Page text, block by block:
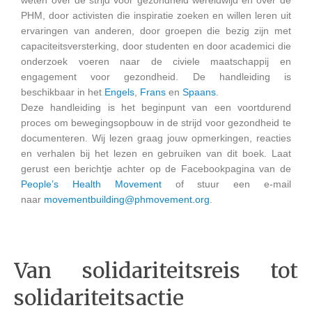
PHM, door activisten die inspiratie zoeken en willen leren uit
ervaringen van anderen, door groepen die bezig zijn met
capaciteitsversterking, door studenten en door academici die
onderzoek voeren naar de civiele maatschappij en
engagement voor gezondheid. De handleiding is
beschikbaar in het Engels Frans enSpaans
Deze handleiding is het beginpunt van een voortdurend
proces om bewegingsopbouw in de strijd voor gezondheid te
documenteren. Wij lezen graag jouw opmerkingen, reacties
en verhalen bij het lezen en gebruiken van dit boek. Laat
gerust een berichtje achter op de Facebookpagina van de
People’s Health Movementof stuur een e-mail
naar movementbuilding@phmovement.org
Van solidariteitsreis tot
solidariteitsactie